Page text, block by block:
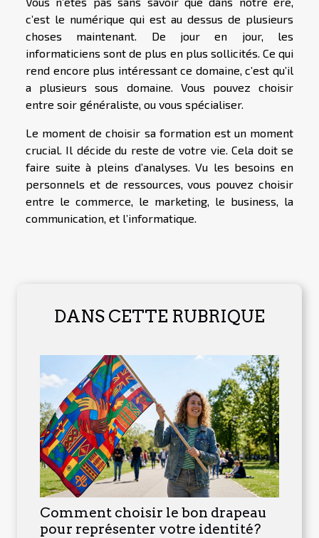
c’est le numérique qui est au dessus de plusieurs
choses maintenant. De jour en jour, les
informaticiens sont de plus en plus sollicités. Ce qui
rend encore plus intéressant ce domaine, c’est qu’il
a plusieurs sous domaine. Vous pouvez choisir
entre soir généraliste, ou vous spécialiser.
Le moment de choisir sa formation est un moment
crucial. Il décide du reste de votre vie. Cela doit se
faire suite à pleins d’analyses. Vu les besoins en
personnels et de ressources, vous pouvez choisir
entre le commerce, le marketing, le business, la
communication, et l’informatique.
DANS CETTE RUBRIQUE
Comment choisir le bon drapeau
pour représenter votre identité?